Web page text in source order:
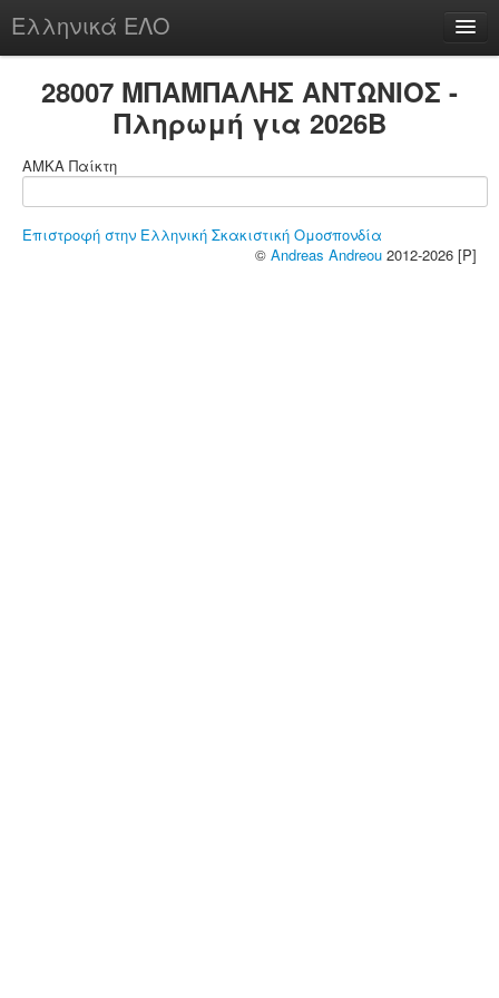
Ελληνικά ΕΛΟ
chesstu.be @ discord
28007 ΜΠΑΜΠΑΛΗΣ ΑΝΤΩΝΙΟΣ -
Πληρωμή για 2026B
ΑΜΚΑ Παίκτη
Επιστροφή στην Ελληνική Σκακιστική Ομοσπονδία
© Andreas Andreou 2012-2026 [P]